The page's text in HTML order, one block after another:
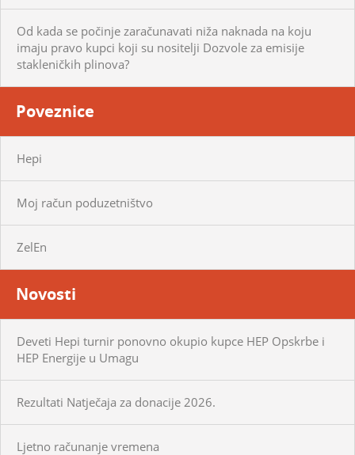
Od kada se počinje zaračunavati niža naknada na koju
imaju pravo kupci koji su nositelji Dozvole za emisije
stakleničkih plinova?
Poveznice
Hepi
Moj račun poduzetništvo
ZelEn
Novosti
Deveti Hepi turnir ponovno okupio kupce HEP Opskrbe i
HEP Energije u Umagu
Rezultati Natječaja za donacije 2026.
Ljetno računanje vremena